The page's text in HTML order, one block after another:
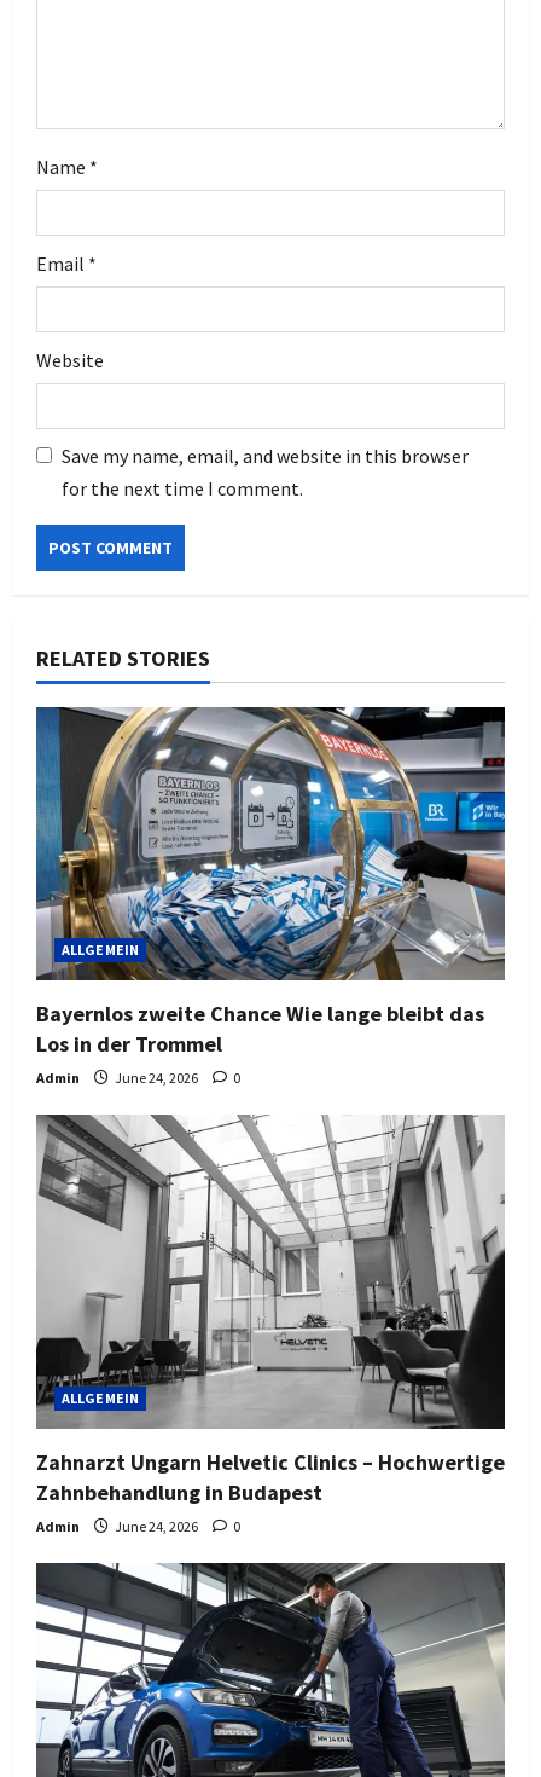
Name *
Email *
Website
Save my name, email, and website in this browser
for the next time I comment.
RELATED STORIES
ALLGEMEIN
Bayernlos zweite Chance Wie lange bleibt das
Los in der Trommel
Admin June 24, 2026 0
ALLGEMEIN
Zahnarzt Ungarn Helvetic Clinics – Hochwertige
Zahnbehandlung in Budapest
Admin June 24, 2026 0